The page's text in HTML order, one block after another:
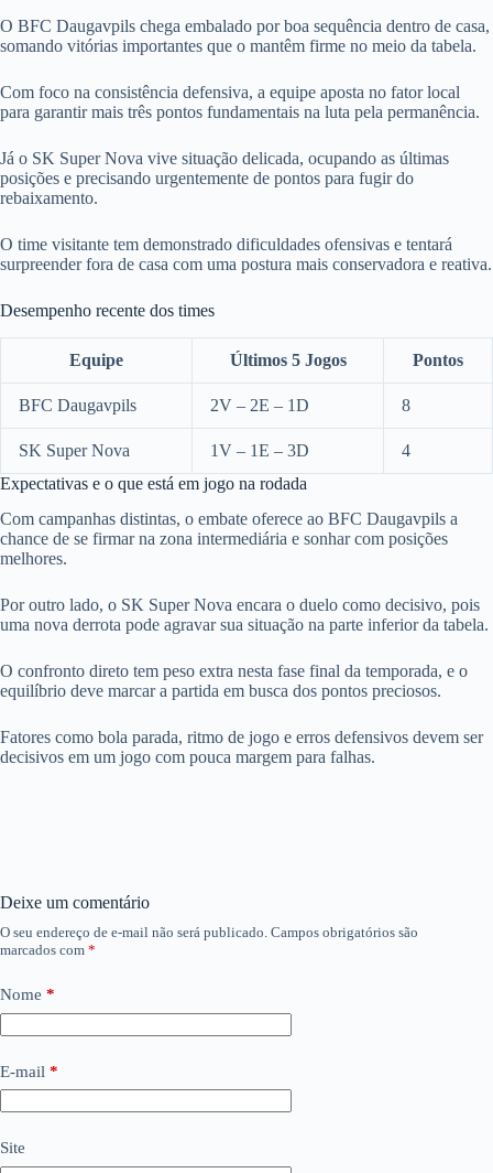
O BFC Daugavpils chega embalado por boa sequência dentro de casa,
somando vitórias importantes que o mantêm firme no meio da tabela.
Com foco na consistência defensiva, a equipe aposta no fator local
para garantir mais três pontos fundamentais na luta pela permanência.
Já o SK Super Nova vive situação delicada, ocupando as últimas
posições e precisando urgentemente de pontos para fugir do
rebaixamento.
O time visitante tem demonstrado dificuldades ofensivas e tentará
surpreender fora de casa com uma postura mais conservadora e reativa.
Desempenho recente dos times
Equipe Últimos 5 Jogos Pontos
BFC Daugavpils 2V – 2E – 1D 8
SK Super Nova 1V – 1E – 3D
4
Expectativas e o que está em jogo na rodada
Com campanhas distintas, o embate oferece ao BFC Daugavpils a
chance de se firmar na zona intermediária e sonhar com posições
melhores.
Por outro lado, o SK Super Nova encara o duelo como decisivo, pois
uma nova derrota pode agravar sua situação na parte inferior da tabela.
O confronto direto tem peso extra nesta fase final da temporada, e o
equilíbrio deve marcar a partida em busca dos pontos preciosos.
Fatores como bola parada, ritmo de jogo e erros defensivos devem ser
decisivos em um jogo com pouca margem para falhas.
Deixe um comentário
O seu endereço de e-mail não será publicado. Campos obrigatórios são
marcados com *
Nome *
E-mail *
Site